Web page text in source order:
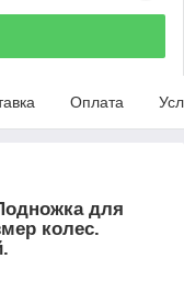
Оплата
для
колес.